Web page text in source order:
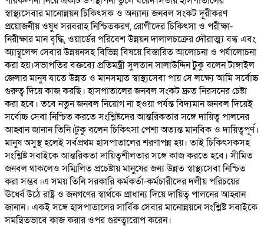
স্বাস্থ্যসেবার মানোন্নয়ন চিকিৎসক ও অন্যান্য জনবল সংকট দূরীকরণ
প্রয়োজনীয় ওষুধ সরবরাহ নিশ্চিতকরণ, রোগীদের চিকিৎসা ও পরীক্ষা-
নিরীক্ষার মান বৃদ্ধি, ওয়ার্ডের পরিবেশ উন্নয়ন দালালচক্রের দৌরাত্ম্য বন্ধ এবং
অ্যাম্বুলেন্স সেবার উন্নয়নসহ বিভিন্ন বিষয়ে বিস্তারিত আলোচনা ও পর্যালোচনা
করা হয়।সভাপতির বক্তব্যে প্রতিমন্ত্রী সুলতান সালাউদ্দিন টুকু বলেন টাঙ্গাইল
জেলার মানুষ যাতে উন্নত ও মানসম্মত স্বাস্থ্যসেবা পায় সে লক্ষ্যে আমি সর্বোচ্চ
গুরুত্ব দিয়ে কাজ করছি। হাসপাতালের জনবল সংকট দ্রুত নিরসনের চেষ্টা
করা হবে। তবে নতুন জনবল নিয়োগ না হওয়া পর্যন্ত বিদ্যমান জনবল দিয়েই
সর্বোচ্চ সেবা নিশ্চিত করতে সংশ্লিষ্টদের আন্তরিকতার সঙ্গে দায়িত্ব পালনের
আহ্বান জানান তিনি।টুকু বলেন চিকিৎসা পেশা অত্যন্ত মানবিক ও দায়িত্বপূর্ণ।
মানুষ অসুস্থ হলেই সর্বপ্রথম হাসপাতালের শরণাপন্ন হয়। তাই চিকিৎসকসহ
সংশ্লিষ্ট সবাইকে আন্তরিকতা দায়িত্বশীলতার সঙ্গে কাজ করতে হবে। সীমিত
জনবল থাকলেও সম্মিলিত প্রচেষ্টায় মানুষের জন্য উন্নত স্বাস্থ্যসেবা নিশ্চিত
করা সম্ভব।এ সময় তিনি সরকারি কর্মকর্তা-কর্মচারীদের দলীয় পরিচয়ের
ঊর্ধ্বে উঠে রাষ্ট্র ও জনগণের স্বার্থকে প্রাধান্য দিয়ে দায়িত্ব পালনের আহ্বান
জানান। একই সঙ্গে হাসপাতালের সার্বিক সেবার মানোন্নয়নে সংশ্লিষ্ট সবাইকে
সমন্বিতভাবে কাজ করার ওপর গুরুত্বারোপ করেন।